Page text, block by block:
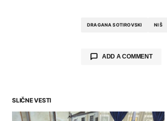
DRAGANA SOTIROVSKI NIŠ
ADD A COMMENT
SLIČNE VESTI